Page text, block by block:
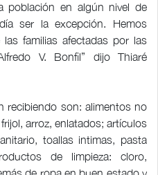
población en algún nivel de
ser la excepción. Hemos
familias afectadas por las
V. Bonfil” dijo Thiaré
recibiendo son: alimentos no
arroz, enlatados; artículos
toallas intimas, pasta
de limpieza: cloro,